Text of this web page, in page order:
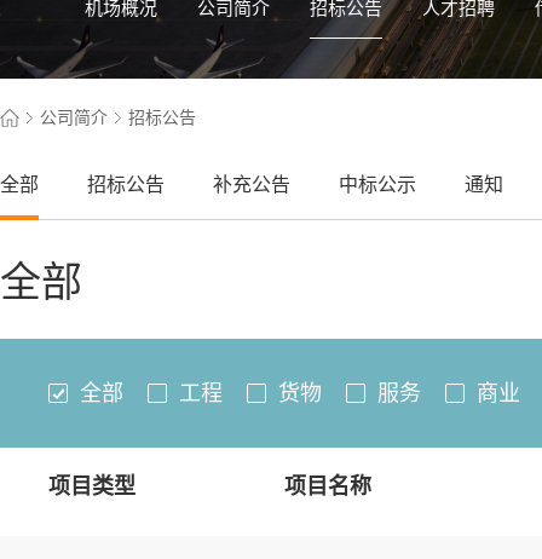
机场概况 公司简介 招标公告 人才招聘
公司简介 招标公告
全部 招标公告 补充公告 中标公示 通知
全部
全部 工程 货物 服务 商业
项目类型 项目名称